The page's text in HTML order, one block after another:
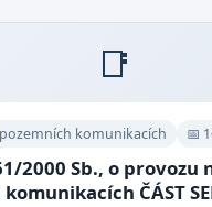
📑
komunikacích 📅
2000 Sb., o provozu
ČÁST